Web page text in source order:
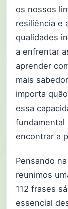
os nossos
resiliência e
qualidades
a enfrentar
aprender
mais
importa
essa
fundamental
encontrar a
Pensando
reunimos
112 frases
essencial